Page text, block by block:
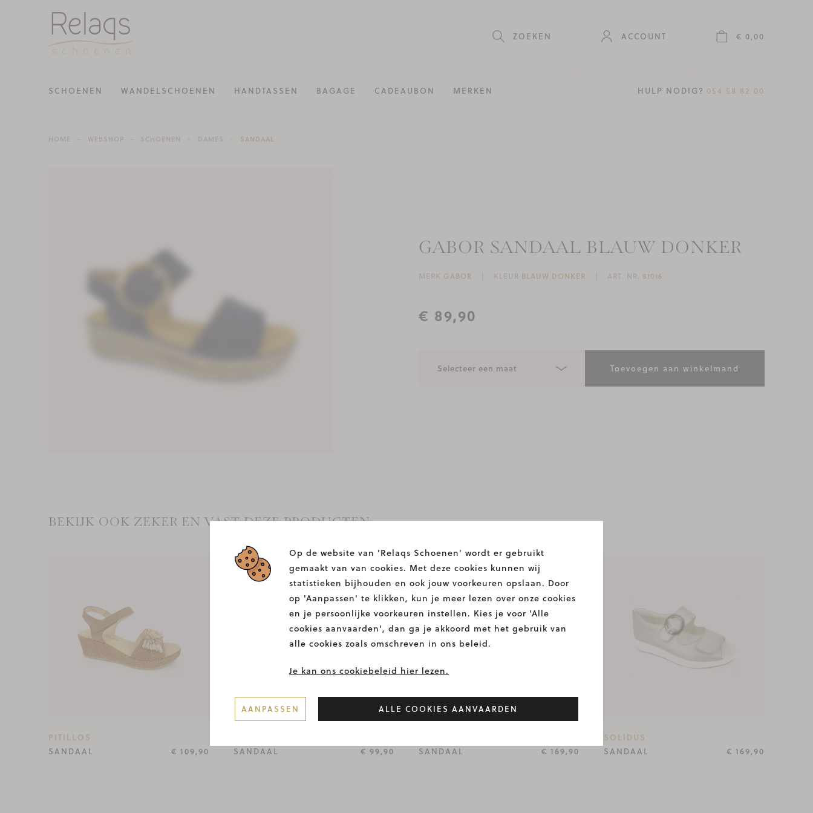
ZOEKEN ACCOUNT € 0,00
SCHOENEN WANDELSCHOENEN HANDTASSEN BAGAGE CADEAUBON MERKEN HULP NODIG? T.
054 58 82 00
HOME WEBSHOP SCHOENEN DAMES SANDAAL
GABOR SANDAAL BLAUW DONKER
MERK GABOR KLEUR BLAUW DONKER ART. NR. 81016
€ 89,90
Toevoegen aan winkelmand
BEKIJK OOK ZEKER EN VAST DEZE PRODUCTEN
PITILLOS
SANDAAL
€ 109,90
SANDAAL
€ 99,90
SANDAAL
€ 169,90
SOLIDUS
SANDAAL
€ 169,90
Op de website van 'Relaqs Schoenen' wordt er gebruikt
gemaakt van van cookies. Met deze cookies kunnen wij
statistieken bijhouden en ook jouw voorkeuren opslaan. Door
op 'Aanpassen' te klikken, kun je meer lezen over onze cookies
en je persoonlijke voorkeuren instellen. Kies je voor 'Alle
cookies aanvaarden', dan ga je akkoord met het gebruik van
alle cookies zoals omschreven in ons beleid.
Je kan ons cookiebeleid hier lezen.
AANPASSEN ALLE COOKIES AANVAARDEN